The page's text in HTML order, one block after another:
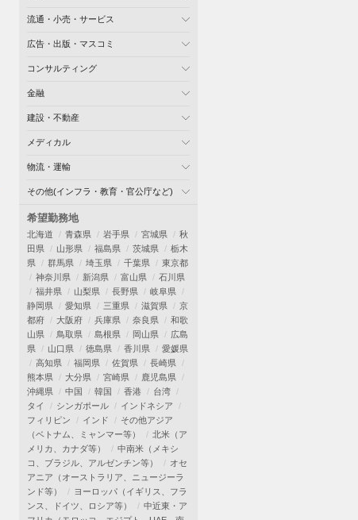
流通・小売・サービス
広告・出版・マスコミ
コンサルティング
金融
建設・不動産
メディカル
物流・運輸
その他(インフラ・教育・官公庁など)
希望勤務地
北海道 青森県 岩手県 宮城県
秋
田県
山形県 福島県 茨城県
栃木
県
群馬県 埼玉県 千葉県
東京都
神奈川県
新潟県 富山県
石川県
福井県
山梨県 長野県
岐阜県
静岡県
愛知県 三重県 滋賀県
京
都府
大阪府 兵庫県 奈良県
和歌
山県
鳥取県 島根県 岡山県
広島
県
山口県 徳島県 香川県
愛媛県
高知県
福岡県 佐賀県
長崎県
熊本県
大分県 宮崎県
鹿児島県
沖縄県
中国 韓国 香港
台湾
タイ
シンガポール
インドネシア
フィリピン
インド
その他アジア
（ベトナム、ミャンマー等）
北米（ア
メリカ、カナダ等）
中南米（メキシ
コ、ブラジル、アルゼンチン等）
オセ
アニア（オーストラリア、ニュージーラ
ンド等）
ヨーロッパ（イギリス、フラ
ンス、ドイツ、ロシア等）
中近東・ア